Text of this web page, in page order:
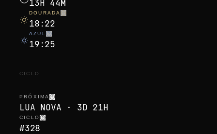
13H 44M
DOURADA
18:22
AZUL
19:25
CICLO
PRÓXIMA
LUA NOVA · 3D 21H
CICLO
#328